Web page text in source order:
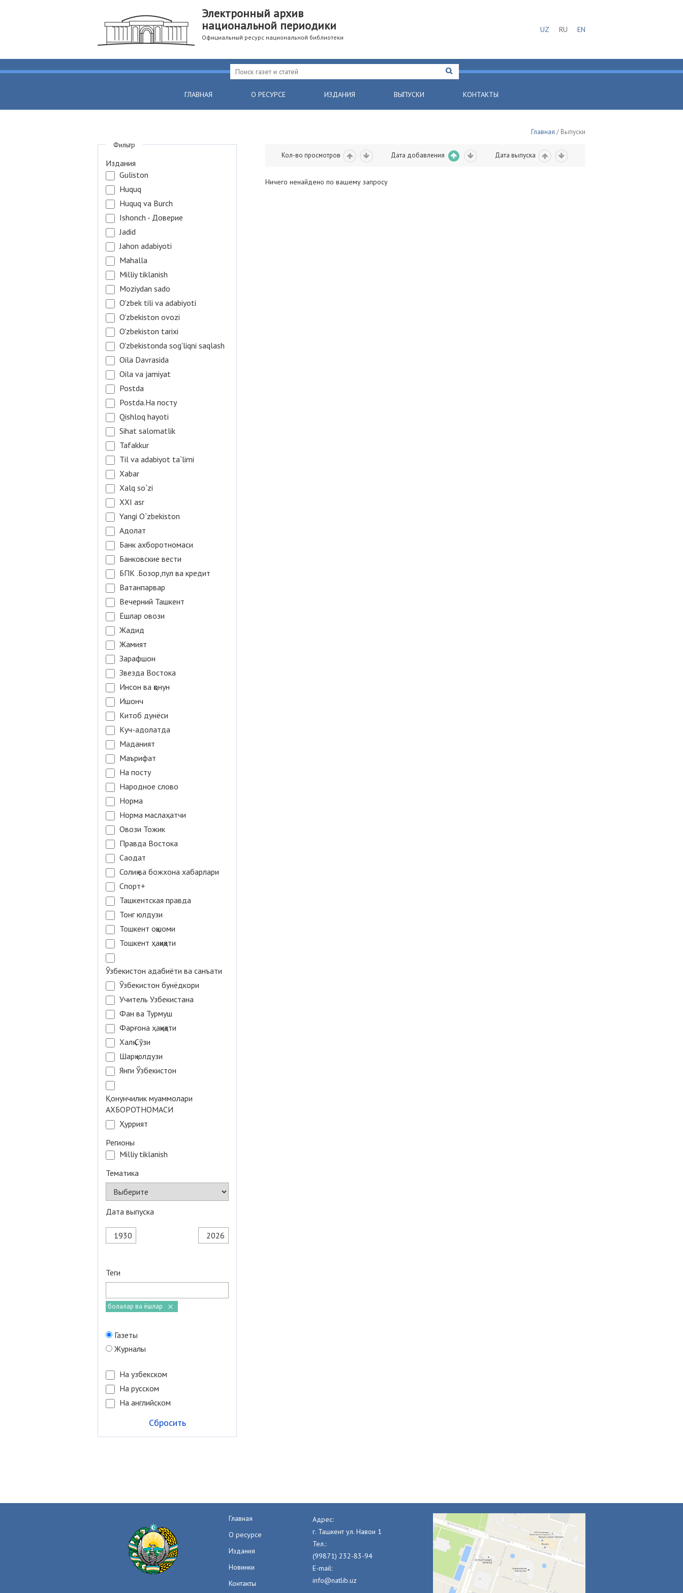
Электронный архив
национальной периодики
Официальный ресурс национальной библиотеки
UZ RU EN
ГЛАВНАЯ О РЕСУРСЕ ИЗДАНИЯ ВЫПУСКИ КОНТАКТЫ
Главная / Выпуски
Кол-во просмотров Дата добавления Дата выпуска
Ничего ненайдено по вашему запросу
Фильтр
Издания
Guliston
Huquq
Huquq va Burch
Ishonch - Доверие
Jadid
Jahon adabiyoti
Mahalla
Milliy tiklanish
Moziydan sado
O'zbek tili va adabiyoti
O'zbekiston ovozi
O'zbekiston tarixi
O'zbekistonda sog'liqni saqlash
Oila Davrasida
Oila va jamiyat
Postda
Postda.На посту
Qishloq hayoti
Sihat salomatlik
Tafakkur
Til va adabiyot ta`limi
Xabar
Xalq so`zi
XXI asr
Yangi O`zbekiston
Адолат
Банк ахборотномаси
Банковские вести
БПК .Бозор,пул ва кредит
Ватанпарвар
Вечерний Ташкент
Ёшлар овози
Жадид
Жамият
Зарафшон
Звезда Востока
Инсон ва қонун
Ишонч
Китоб дунёси
Куч-адолатда
Маданият
Маърифат
На посту
Народное слово
Норма
Норма маслаҳатчи
Овози Тожик
Правда Востока
Саодат
Солиқ ва божхона хабарлари
Спорт+
Ташкентская правда
Тонг юлдузи
Тошкент оқшоми
Тошкент ҳақиқати
Ўзбекистон адабиёти ва санъати
Ўзбекистон бунёдкори
Учитель Узбекистана
Фан ва Турмуш
Фарғона ҳақиқати
Халқ Сўзи
Шарқ юлдузи
Янги Ўзбекистон
Қонунчилик муаммолари
АХБОРОТНОМАСИ
Ҳуррият
Регионы
Milliy tiklanish
Тематика
Дата выпуска
Теги
болалар ва ёшлар
Газеты
Журналы
На узбекском
На русском
На английском
Сбросить
Главная
О ресурсе
Издания
Новинки
Контакты
Адрес:
г. Ташкент ул. Навои 1
Тел.:
(99871) 232-83-94
E-mail:
info@natlib.uz